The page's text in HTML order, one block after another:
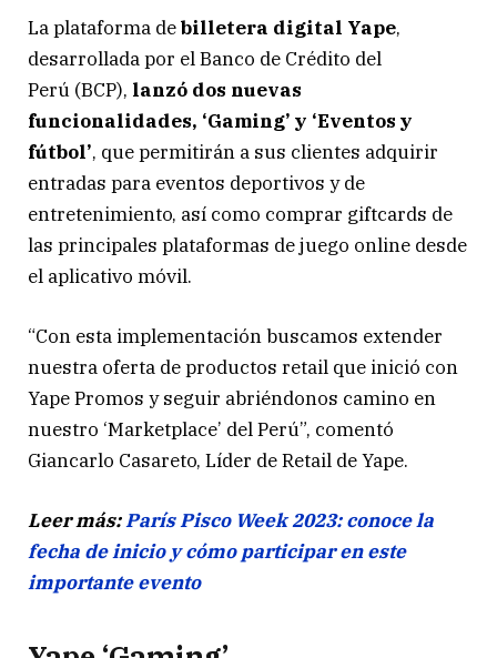
La plataforma debilletera digital Yape,
desarrollada por el Banco de Crédito del
Perú (BCP), lanzó dos nuevas
funcionalidades, ‘Gaming’ y ‘Eventos y
fútbol’, que permitirán a sus clientes adquirir
entradas para eventos deportivos y de
entretenimiento, así como comprar giftcards de
las principales plataformas de juego online desde
el aplicativo móvil.
“Con esta implementación buscamos extender
nuestra oferta de productos retail que inició con
Yape Promos y seguir abriéndonos camino en
nuestro ‘Marketplace’ del Perú”, comentó
Giancarlo Casareto, Líder de Retail de Yape.
Leer más:París Pisco Week 2023: conoce la
fecha de inicio y cómo participar en este
importante evento